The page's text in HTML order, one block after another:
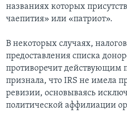
названиях которых
чаепития» или «патриот».
В некоторых случаях,
предоставления списка
противоречит действующим
признала, что IRS не имела
ревизии, основываясь
политической аффилиации